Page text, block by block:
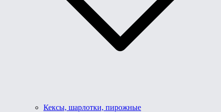
Кексы, шарлотки, пирожные